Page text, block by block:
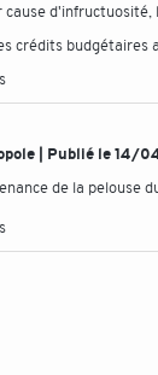
crédits
| Publié le 14/
de la pelouse